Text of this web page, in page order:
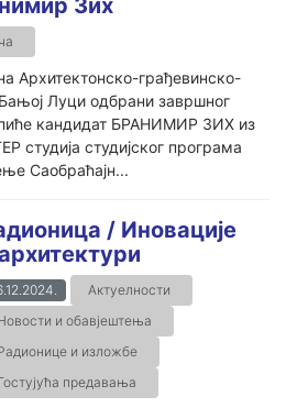
Зих
Архитектонско-грађевинско-
Луци одбрани завршног
кандидат БРАНИМИР ЗИХ из
студија студијског програма
Саобраћајн...
/ Иновације
Актуелности
и обавјештења
и изложбе
предавања